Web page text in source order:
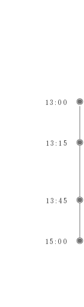
13:00
13:15
13:45
15:00